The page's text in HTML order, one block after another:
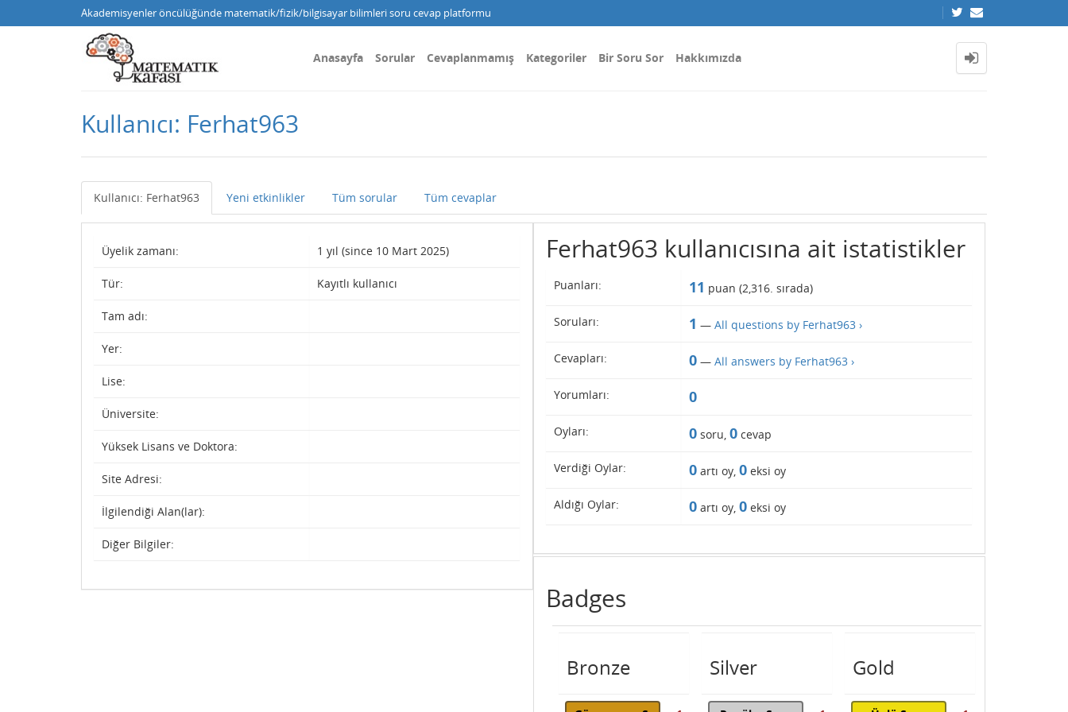
Akademisyenler öncülüğünde matematik/fizik/bilgisayar bilimleri soru cevap platformu
Anasayfa Sorular Cevaplanmamış Kategoriler Bir Soru Sor Hakkımızda
Kullanıcı: Ferhat963
Kullanıcı: Ferhat963 Yeni etkinlikler Tüm sorular Tüm cevaplar
Üyelik zamanı: 1 yıl (since 10 Mart 2025)
Tür: Kayıtlı kullanıcı
Tam adı:
Yer:
Lise:
Üniversite:
Yüksek Lisans ve Doktora:
Site Adresi:
İlgilendiği Alan(lar):
Diğer Bilgiler:
Ferhat963 kullanıcısına ait istatistikler
Puanları: 11 puan (2,316. sırada)
Soruları: 1 — All questions by Ferhat963 ›
Cevapları: 0— All answers by Ferhat963 ›
Yorumları: 0
Oyları: 0soru, 0cevap
Verdiği Oylar: 0artı oy, 0eksi oy
Aldığı Oylar: 0artı oy, 0eksi oy
Badges
Bronze Silver Gold